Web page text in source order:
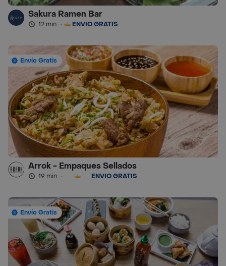
Sakura Ramen Bar
12 min · ENVÍO GRATIS
Envío Gratis
Arrok - Empaques Sellados
19 min · ENVÍO GRATIS
Envío Gratis